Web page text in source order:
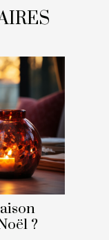
?